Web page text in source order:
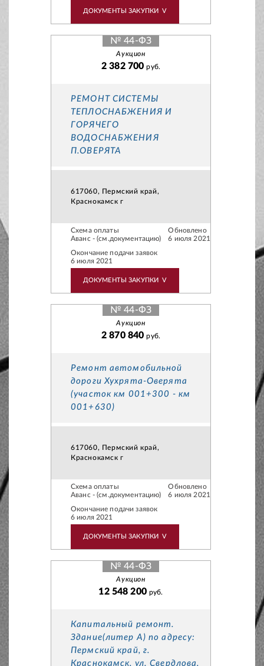
ДОКУМЕНТЫ ЗАКУПКИ V
№ 44-ФЗ
Аукцион
2 382 700руб.
РЕМОНТ СИСТЕМЫ
ТЕПЛОСНАБЖЕНИЯ И
ГОРЯЧЕГО
ВОДОСНАБЖЕНИЯ
П.ОВЕРЯТА
617060, Пермский край,
Краснокамск г
Схема оплаты
Аванс - (см.документацию)
Обновлено
6 июля 2021
Окончание подачи заявок
6 июля 2021
ДОКУМЕНТЫ ЗАКУПКИ V
№ 44-ФЗ
Аукцион
2 870 840руб.
Ремонт автомобильной
дороги Хухрята-Оверята
(участок км 001+300 - км
001+630)
617060, Пермский край,
Краснокамск г
Схема оплаты
Аванс - (см.документацию)
Обновлено
6 июля 2021
Окончание подачи заявок
6 июля 2021
ДОКУМЕНТЫ ЗАКУПКИ V
№ 44-ФЗ
Аукцион
12 548 200 руб.
Капитальный ремонт.
Здание(литер А) по адресу:
Пермский край, г.
Краснокамск, ул. Свердлова,